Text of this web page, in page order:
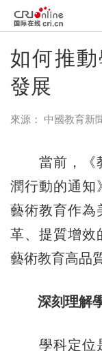
如何推
發展
來源： 中國教育新
當前，《教
潤行動的通知
藝術教育作為
革、提質增效
藝術教育高品
深刻理解學
學科定位是